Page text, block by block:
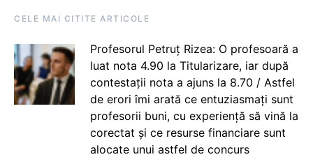
CELE MAI CITITE ARTICOLE
Profesorul Petruț Rizea: O profesoară a
luat nota 4.90 la Titularizare, iar după
contestații nota a ajuns la 8.70 / Astfel
de erori îmi arată ce entuziasmați sunt
profesorii buni, cu experiență să vină la
corectat și ce resurse financiare sunt
alocate unui astfel de concurs